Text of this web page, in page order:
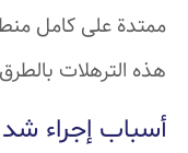
ممتدة على كامل
هذه الترهلات
أسباب إجراء